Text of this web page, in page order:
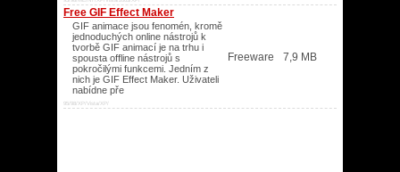
Free GIF Effect Maker
GIF animace jsou fenomén, kromě
jednoduchých online nástrojů k
tvorbě GIF animací je na trhu i
spousta offline nástrojů s
pokročilými funkcemi. Jedním z
nich je GIF Effect Maker. Uživateli
nabídne pře
95/98/XP/Vista/XP/
Freeware 7,9 MB